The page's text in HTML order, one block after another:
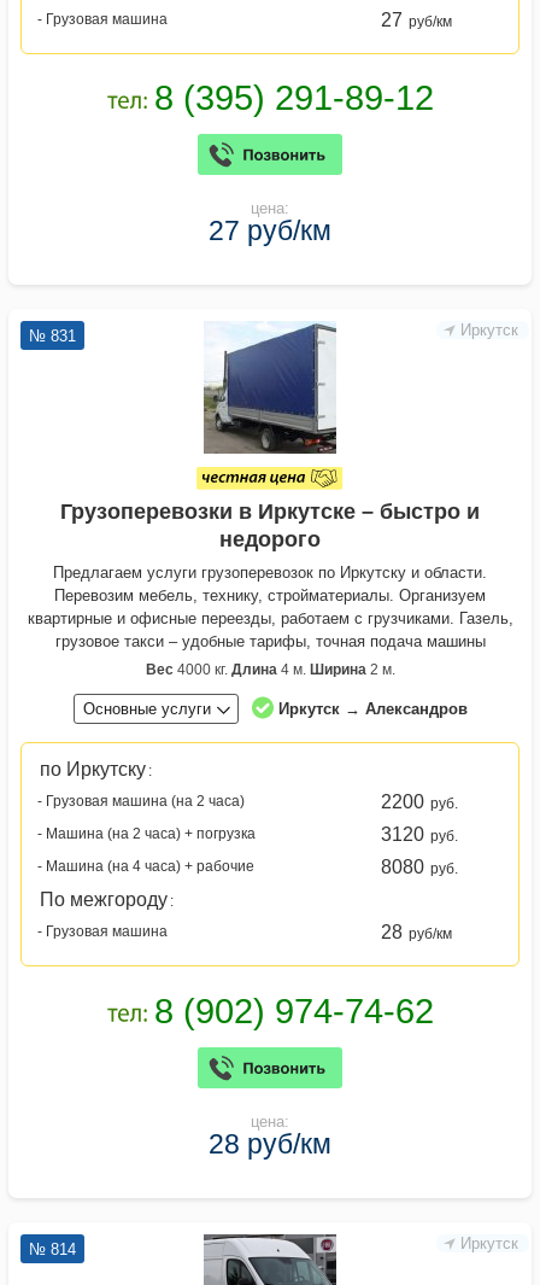
- Грузовая машина
27 руб/км
цена:
27 руб/км
Иркутск
№ 831
Грузоперевозки в Иркутске – быстро и
недорого
Предлагаем услуги грузоперевозок по Иркутску и области.
Перевозим мебель, технику, стройматериалы. Организуем
квартирные и офисные переезды, работаем с грузчиками. Газель,
грузовое такси – удобные тарифы, точная подача машины
Вес4000 кг. Длина4 м. Ширина2 м.
Основные услуги Иркутск → Александров
по Иркутску :
- Грузовая машина (на 2 часа)
2200 руб.
- Машина (на 2 часа) + погрузка
3120 руб.
- Машина (на 4 часа) + рабочие
8080 руб.
По межгороду :
- Грузовая машина
28 руб/км
цена:
28 руб/км
Иркутск
№ 814